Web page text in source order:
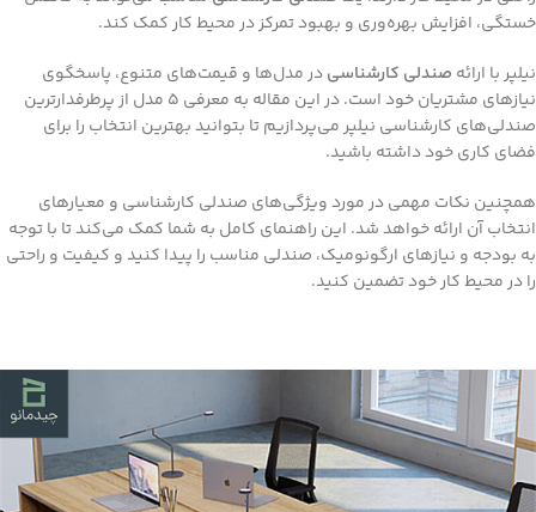
خستگی، افزایش بهره‌وری و بهبود تمرکز در محیط کار کمک کند.
نیلپر با ارائه صندلی کارشناسیدر مدل‌ها و قیمت‌های متنوع، پاسخگوی
نیازهای مشتریان خود است. در این مقاله به معرفی ۵ مدل از پرطرفدارترین
صندلی‌های کارشناسی نیلپر می‌پردازیم تا بتوانید بهترین انتخاب را برای
فضای کاری خود داشته باشید.
همچنین نکات مهمی در مورد ویژگی‌های صندلی کارشناسی و معیارهای
انتخاب آن ارائه خواهد شد. این راهنمای کامل به شما کمک می‌کند تا با توجه
به بودجه و نیازهای ارگونومیک، صندلی مناسب را پیدا کنید و کیفیت و راحتی
را در محیط کار خود تضمین کنید.